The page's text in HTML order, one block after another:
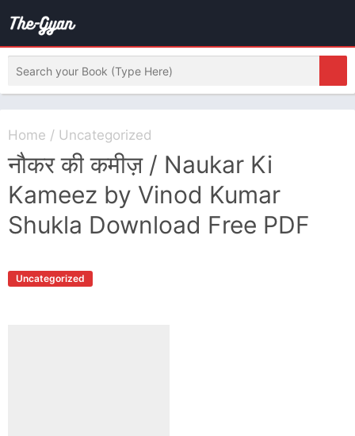
Home / Uncategorized
नौकर की कमीज़ / Naukar Ki
Kameez by Vinod Kumar
Shukla Download Free PDF
Uncategorized